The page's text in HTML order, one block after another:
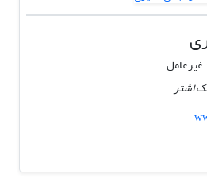
غیرعامل
اشتر